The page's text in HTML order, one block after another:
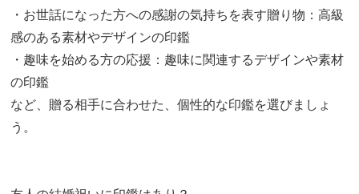
・お世話になった方への感謝の気持ちを表す贈り物：高級
感のある素材やデザインの印鑑
・趣味を始める方の応援：趣味に関連するデザインや素材
の印鑑
など、贈る相手に合わせた、個性的な印鑑を選びましょ
う。